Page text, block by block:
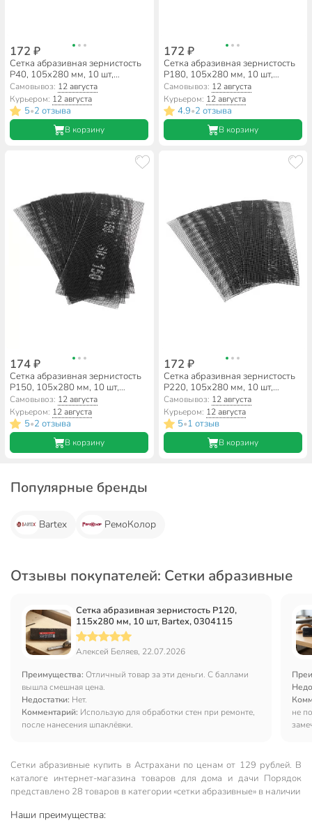
172 ₽
Сетка абразивная зернистость
P40, 105х280 мм, 10 шт,
РемоКолор, 31-8-104
Самовывоз: 12 августа
Курьером: 12 августа
5•2 отзыва
В корзину
172 ₽
Сетка абразивная зернистость
P180, 105х280 мм, 10 шт,
РемоКолор, 31-8-118
Самовывоз: 12 августа
Курьером: 12 августа
4.9•2 отзыва
В корзину
174 ₽
Сетка абразивная зернистость
P150, 105х280 мм, 10 шт,
РемоКолор, 31-8-115
Самовывоз: 12 августа
Курьером: 12 августа
5•2 отзыва
В корзину
172 ₽
Сетка абразивная зернистость
P220, 105х280 мм, 10 шт,
РемоКолор, 31-8-122
Самовывоз: 12 августа
Курьером: 12 августа
5•1 отзыв
В корзину
Популярные бренды
Bartex РемоКолор
Отзывы покупателей: Сетки абразивные
Сетка абразивная зернистость P120,
115х280 мм, 10 шт, Bartex, 0304115
Алексей Беляев, 22.07.2026
Преимущества: Отличный товар за эти деньги. С баллами
вышла смешная цена.
Недостатки: Нет.
Комментарий: Использую для обработки стен при ремонте,
после нанесения шпаклёвки.
не
Сетки абразивные купить в Астрахани по ценам от 129 рублей. В
каталоге интернет-магазина товаров для дома и дачи Порядок
представлено 28 товаров в категории «сетки абразивные» в наличии
Наши преимущества: